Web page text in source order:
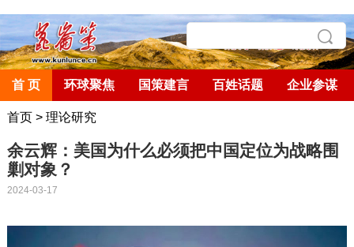
首 页 环球聚焦 国策建言 百姓话题 企业参谋
首页> 理论研究
余云辉：美国为什么必须把中国定位为战略围
剿对象？
2024-03-17